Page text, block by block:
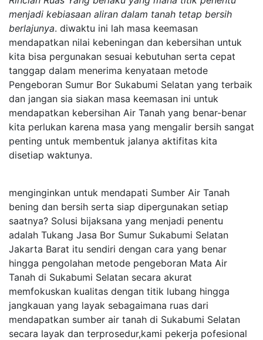
menjadi kebiasaan aliran dalam tanah tetap bersih
berlajunya. diwaktu ini lah masa keemasan
mendapatkan nilai kebeningan dan kebersihan untuk
kita bisa pergunakan sesuai kebutuhan serta cepat
tanggap dalam menerima kenyataan metode
Pengeboran Sumur Bor Sukabumi Selatan yang terbaik
dan jangan sia siakan masa keemasan ini untuk
mendapatkan kebersihan Air Tanah yang benar-benar
kita perlukan karena masa yang mengalir bersih sangat
penting untuk membentuk jalanya aktifitas kita
disetiap waktunya.
menginginkan untuk mendapati Sumber Air Tanah
bening dan bersih serta siap dipergunakan setiap
saatnya? Solusi bijaksana yang menjadi penentu
adalah Tukang Jasa Bor Sumur Sukabumi Selatan
Jakarta Barat itu sendiri dengan cara yang benar
hingga pengolahan metode pengeboran Mata Air
Tanah di Sukabumi Selatan secara akurat
memfokuskan kualitas dengan titik lubang hingga
jangkauan yang layak sebagaimana ruas dari
mendapatkan sumber air tanah di Sukabumi Selatan
secara layak dan terprosedur,kami pekerja pofesional